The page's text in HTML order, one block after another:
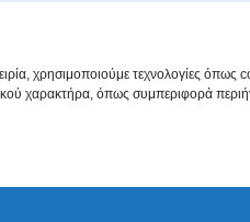
χρησιμοποιούμε τεχνολογίες
χαρακτήρα, όπως συμπεριφορά